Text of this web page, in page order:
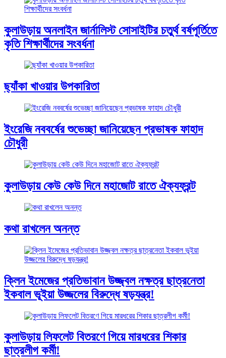
কুলাউড়ায় অনলাইন জার্নালিস্ট সোসাইটির চতুর্থ বর্ষপূর্তিতে
কৃতি শিক্ষার্থীদের সংবর্ধনা
ছ্যাঁকা খাওয়ার উপকারিতা
ইংরেজি নববর্ষের শুভেচ্ছা জানিয়েছেন প্রভাষক ফাহাদ
চৌধুরী
কুলাউড়ায় কেউ কেউ দিনে মহাজোট রাতে ঐক্যফ্রন্ট
কথা রাখলেন অনন্ত
ক্লিন ইমেজের প্রতিভাবান উজ্জ্বল নক্ষত্র ছাত্রনেতা
ইকবাল ভূইয়া উজ্জলের বিরুদ্ধে ষড়যন্ত্র!
কুলাউড়ায় লিফলেট বিতরণে গিয়ে মারধরের শিকার
ছাত্রলীগ কর্মী!